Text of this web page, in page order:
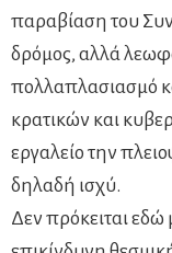
παραβίαση του
δρόμος, αλλά
πολλαπλασιασμό
κρατικών και
εργαλείο την
δηλαδή ισχύ.
Δεν πρόκειται εδώ